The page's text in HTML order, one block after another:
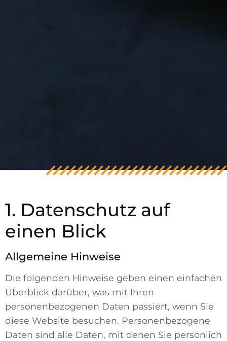
1. Datenschutz auf
einen Blick
Allgemeine Hinweise
Die folgenden Hinweise geben einen einfachen
Überblick darüber, was mit Ihren
personenbezogenen Daten passiert, wenn Sie
diese Website besuchen. Personenbezogene
Daten sind alle Daten, mit denen Sie persönlich